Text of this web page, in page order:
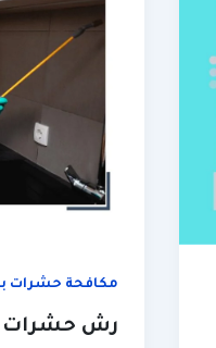
مكافحة حشرات
رش حشرات